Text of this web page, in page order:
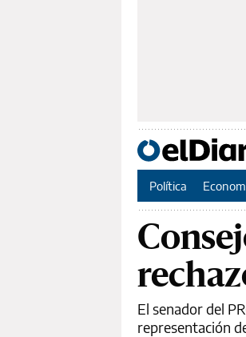
Política
El senador del
representación